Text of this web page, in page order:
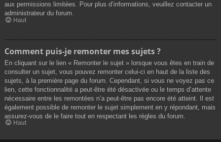
aux permissions limitées. Pour plus d’informations, veuillez contacter un
administrateur du forum.
Haut
Comment puis-je remonter mes sujets ?
En cliquant sur le lien « Remonter le sujet » lorsque vous êtes en train de
consulter un sujet, vous pouvez remonter celui-ci en haut de la liste des
sujets, à la première page du forum. Cependant, si vous ne voyez pas ce
lien, cette fonctionnalité a peut-être été désactivée ou le temps d’attente
nécessaire entre les remontées n’a peut-être pas encore été atteint. Il est
également possible de remonter le sujet simplement en y répondant, mais
assurez-vous de le faire tout en respectant les règles du forum.
Haut